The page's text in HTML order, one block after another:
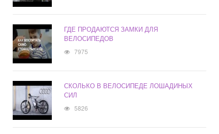
ГДЕ ПРОДАЮТСЯ ЗАМКИ ДЛЯ
ВЕЛОСИПЕДОВ
7975
СКОЛЬКО В ВЕЛОСИПЕДЕ ЛОШАДИНЫХ
СИЛ
5826